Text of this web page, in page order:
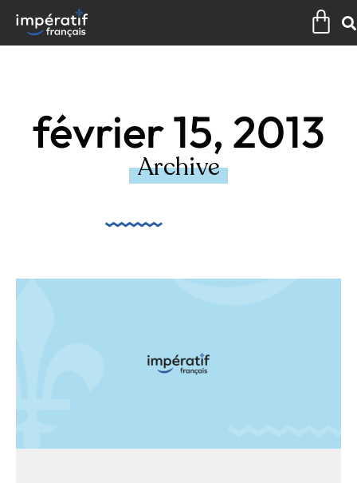
contenu
février 15, 2013
Archive